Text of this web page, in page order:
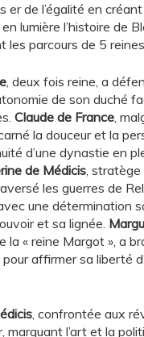
er de l’égalité en
lumière l’histoire de
les parcours de 5
, deux fois reine, a
de son duché
Claude de France,
la douceur et la
d’une dynastie en
de Médicis, stratège
les guerres de
une détermination
et sa lignée.
la « reine Margot », a
pour affirmer sa liberté
, confrontée aux
marquant l’art et la